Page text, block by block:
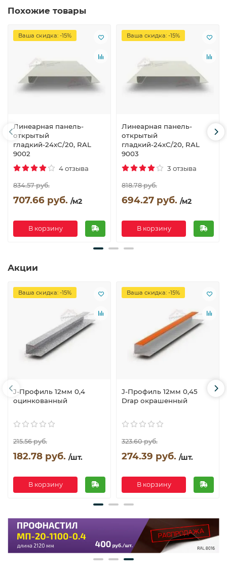
Похожие товары
Ваша скидка: -15%
Линеарная панель-
открытый
гладкий-24хС/20, RAL
9002
4 отзыва
834.57 руб.
707.66 руб. /м2
В корзину
Ваша скидка: -15%
Линеарная панель-
открытый
гладкий-24хС/20, RAL
9003
3 отзыва
818.78 руб.
694.27 руб. /м2
В корзину
Акции
Ваша скидка: -15%
J-Профиль 12мм 0,4
оцинкованный
215.56 руб.
182.78 руб. /шт.
В корзину
Ваша скидка: -15%
J-Профиль 12мм 0,45
Drap окрашенный
323.60 руб.
274.39 руб. /шт.
В корзину